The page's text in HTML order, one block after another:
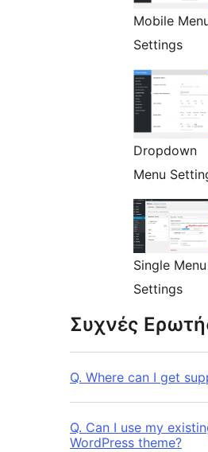
Mobile
Settings
Dropdown
Menu
Single Menu
Settings
Συχνές
Q. Where can I get
Q. Can I use my
WordPress theme?